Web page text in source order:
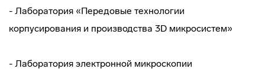
- Лаборатория «Передовые технологии
корпусирования и производства 3D микросистем»
- Лаборатория электронной микроскопии